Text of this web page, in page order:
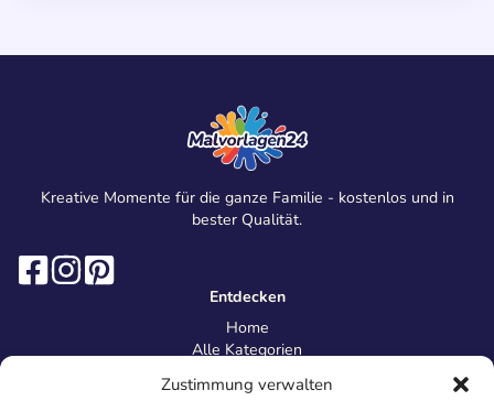
Zustimmung verwalten
Kreative Momente für die ganze Familie - kostenlos und in
bester Qualität.
Entdecken
Home
Alle Kategorien
Information